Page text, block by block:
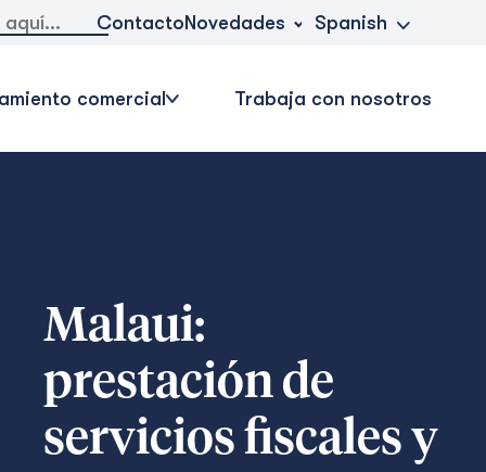
ContactoNovedades Spanish
comercial Trabaja con nosotros
Malaui:
prestación de
servicios fiscales y